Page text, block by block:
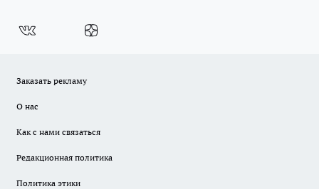
Заказать рекламу
О нас
Как с нами связаться
Редакционная политика
Политика этики